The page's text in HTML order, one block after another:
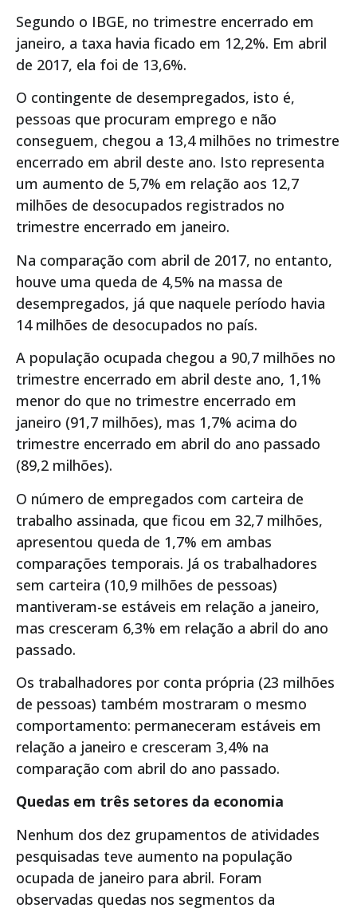
Segundo o IBGE, no trimestre encerrado em
janeiro, a taxa havia ficado em 12,2%. Em abril
de 2017, ela foi de 13,6%.
O contingente de desempregados, isto é,
pessoas que procuram emprego e não
conseguem, chegou a 13,4 milhões no trimestre
encerrado em abril deste ano. Isto representa
um aumento de 5,7% em relação aos 12,7
milhões de desocupados registrados no
trimestre encerrado em janeiro.
Na comparação com abril de 2017, no entanto,
houve uma queda de 4,5% na massa de
desempregados, já que naquele período havia
14 milhões de desocupados no país.
A população ocupada chegou a 90,7 milhões no
trimestre encerrado em abril deste ano, 1,1%
menor do que no trimestre encerrado em
janeiro (91,7 milhões), mas 1,7% acima do
trimestre encerrado em abril do ano passado
(89,2 milhões).
O número de empregados com carteira de
trabalho assinada, que ficou em 32,7 milhões,
apresentou queda de 1,7% em ambas
comparações temporais. Já os trabalhadores
sem carteira (10,9 milhões de pessoas)
mantiveram-se estáveis em relação a janeiro,
mas cresceram 6,3% em relação a abril do ano
passado.
Os trabalhadores por conta própria (23 milhões
de pessoas) também mostraram o mesmo
comportamento: permaneceram estáveis em
relação a janeiro e cresceram 3,4% na
comparação com abril do ano passado.
Quedas em três setores da economia
Nenhum dos dez grupamentos de atividades
pesquisadas teve aumento na população
ocupada de janeiro para abril. Foram
observadas quedas nos segmentos da